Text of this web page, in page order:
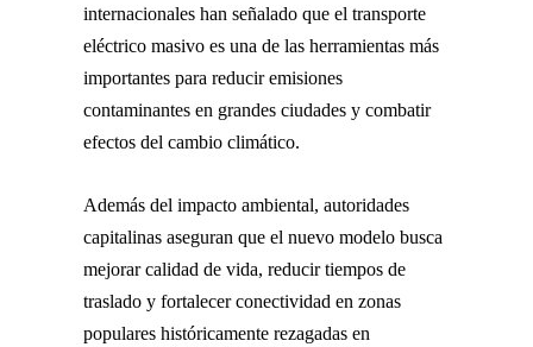
internacionales han señalado que el transporte
eléctrico masivo es una de las herramientas más
importantes para reducir emisiones
contaminantes en grandes ciudades y combatir
efectos del cambio climático.
Además del impacto ambiental, autoridades
capitalinas aseguran que el nuevo modelo busca
mejorar calidad de vida, reducir tiempos de
traslado y fortalecer conectividad en zonas
populares históricamente rezagadas en